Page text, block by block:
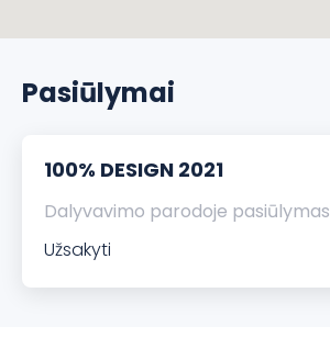
Pasiūlymai
100% DESIGN 2021
Dalyvavimo parodoje pasiūlymas
Užsakyti